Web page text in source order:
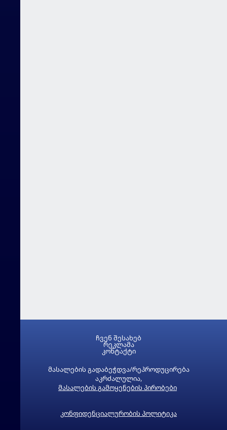
მასალების გადაბეჭდვა/რეპროდუცირება
აკრძალულია,
მასალების გამოყენების პირობები
კონფიდენციალურობის პოლიტიკა
ჩვენ შესახებ
რეკლამა
კონტაქტი